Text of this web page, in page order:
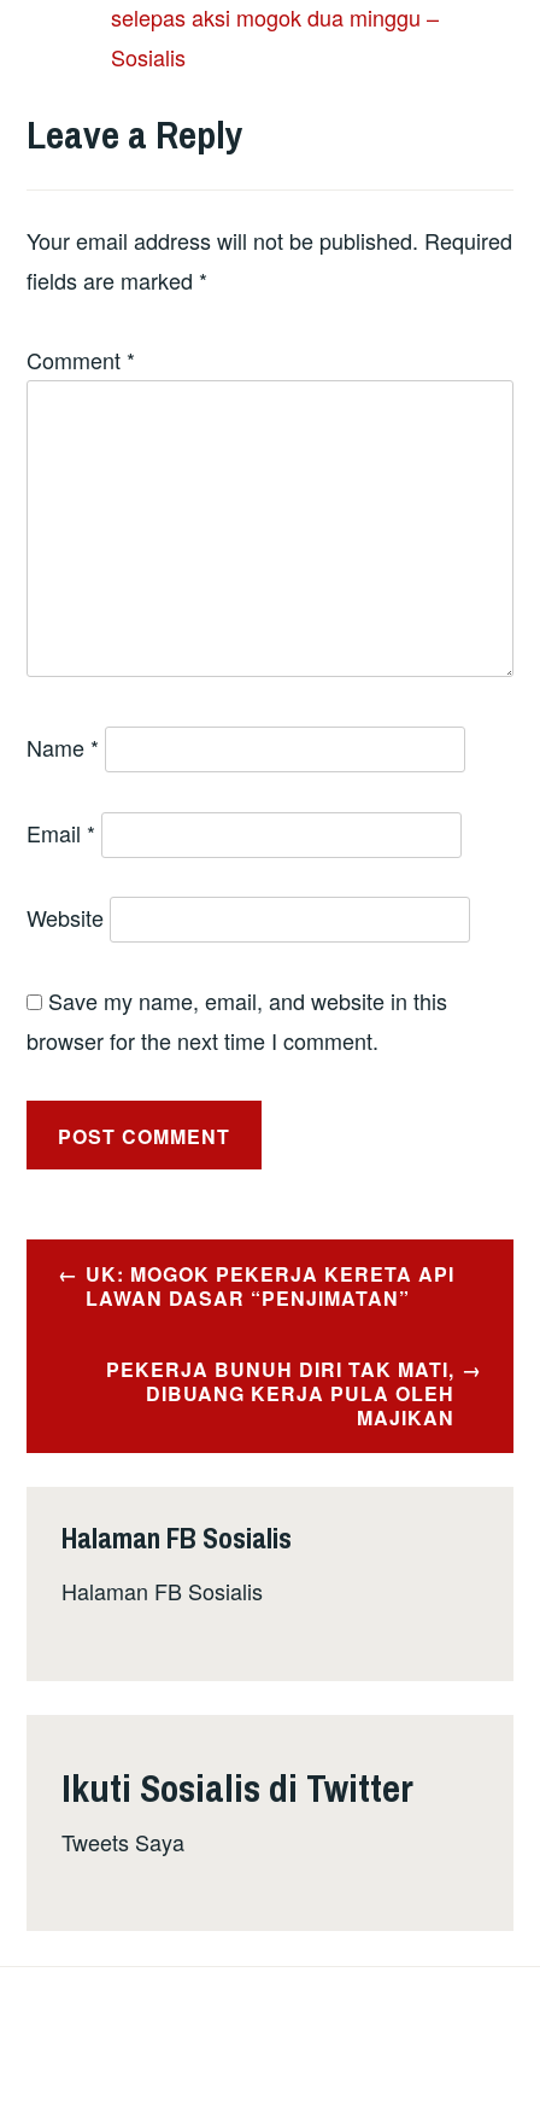
selepas aksi mogok dua minggu –
Sosialis
Leave a Reply
Your email address will not be published. Required
fields are marked *
Comment *
Name *
Email *
Website
Save my name, email, and website in this
browser for the next time I comment.
Post
navigation
UK: MOGOK PEKERJA KERETA API
LAWAN DASAR “PENJIMATAN”
PEKERJA BUNUH DIRI TAK MATI,
DIBUANG KERJA PULA OLEH
MAJIKAN
Halaman FB Sosialis
Halaman FB Sosialis
Ikuti Sosialis di Twitter
Tweets Saya